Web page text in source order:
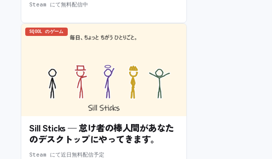
Steam にて無料配信中
SQOOL のゲーム
Sill Sticks — 怠け者の棒人間があなた
のデスクトップにやってきます。
Steam にて近日無料配信予定